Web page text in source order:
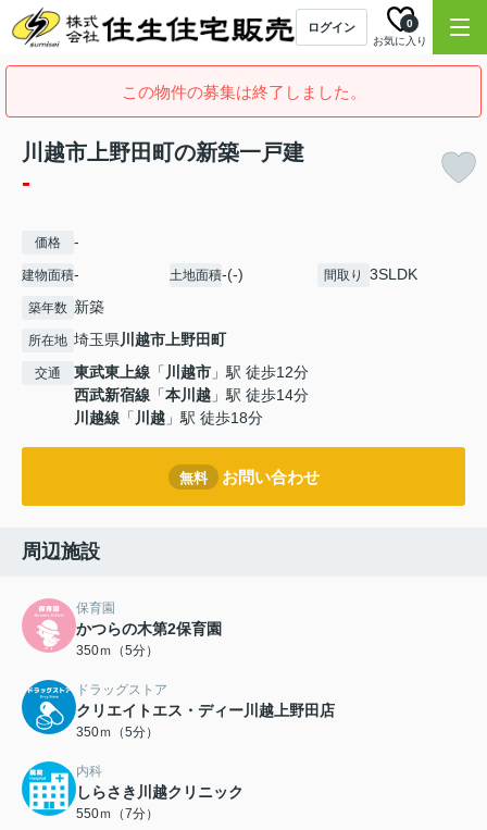
ログイン
お気に入り
0
この物件の募集は終了しました。
川越市上野田町の新築一戸建
-
価格 -
建物面積- 土地面積-(-) 間取り 3SLDK
築年数 新築
所在地 埼玉県川越市 上野田町
交通 東武東上線 「 川越市 」駅 徒歩12分
西武新宿線 「本川越 」駅 徒歩14分
川越線 「 川越 」駅 徒歩18分
無料 お問い合わせ
周辺施設
保育園
かつらの木第2保育園
350ｍ（5分）
ドラッグストア
クリエイトエス・ディー川越上野田店
350ｍ（5分）
内科
しらさき川越クリニック
550ｍ（7分）